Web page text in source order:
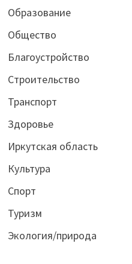
Образование
Общество
Благоустройство
Строительство
Транспорт
Здоровье
Иркутская область
Культура
Спорт
Туризм
Экология/природа